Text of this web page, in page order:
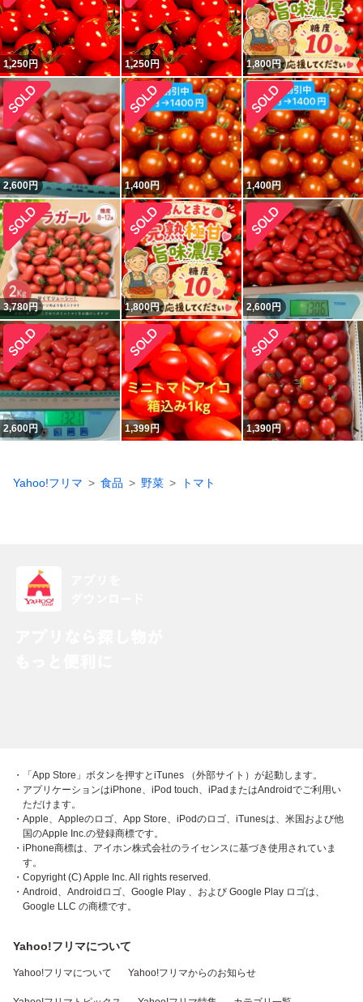
1,250円 1,250円 1,800円
2,600円 1,400円 1,400円
3,780円 1,800円 2,600円
2,600円 1,399円 1,390円
Yahoo!フリマ 食品 野菜 トマト
・「App Store」ボタンを押すとiTunes （外部サイト）が起動します。
・アプリケーションはiPhone、iPod touch、iPadまたはAndroidでご利用い
ただけます。
・Apple、Appleのロゴ、App Store、iPodのロゴ、iTunesは、米国および他
国のApple Inc.の登録商標です。
・iPhone商標は、アイホン株式会社のライセンスに基づき使用されていま
す。
・Copyright (C) Apple Inc. All rights reserved.
・Android、Androidロゴ、Google Play 、および Google Play ロゴは、
Google LLC の商標です。
Yahoo!フリマについて
Yahoo!フリマについて Yahoo!フリマからのお知らせ